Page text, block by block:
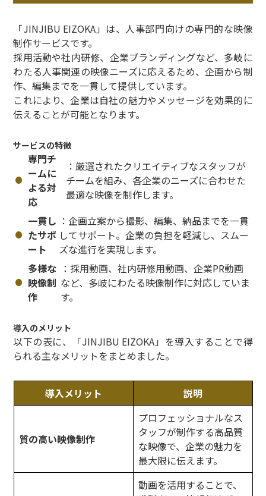
「JINJIBU EIZOKA」は、人事部門向けの専門的な映像
制作サービスです。
採用活動や社内研修、企業ブランディングなど、多岐に
わたる人事関連の映像ニーズに応えるため、企画から制
作、編集までを一貫して提供しています。
これにより、企業は自社の魅力やメッセージを効果的に
伝えることが可能となります。
サービスの特徴
専門チ
ームに
よる対
応
：厳選されたクリエイティブなスタッフが
チームを組み、各企業のニーズに合わせた
最適な映像を制作します。
一貫し
たサポ
ート
：企画立案から撮影、編集、納品までを一貫
してサポート。企業の負担を軽減し、スムー
ズな進行を実現します。
多様な
映像制
作
：採用動画、社内研修用動画、企業PR動画
など、多岐にわたる映像制作に対応していま
す。
導入のメリット
以下の表に、「JINJIBU EIZOKA」を導入することで得
られる主なメリットをまとめました。
導入メリット 説明
質の高い映像制作
プロフェッショナルなス
タッフが制作する高品質
な映像で、企業の魅力を
最大限に伝えます。
動画を活用することで、